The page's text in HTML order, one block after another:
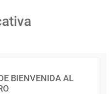
BIENVENIDA AL